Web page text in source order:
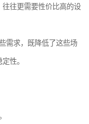
往更需要性价比高的设
需求，既降低了这些场
性。